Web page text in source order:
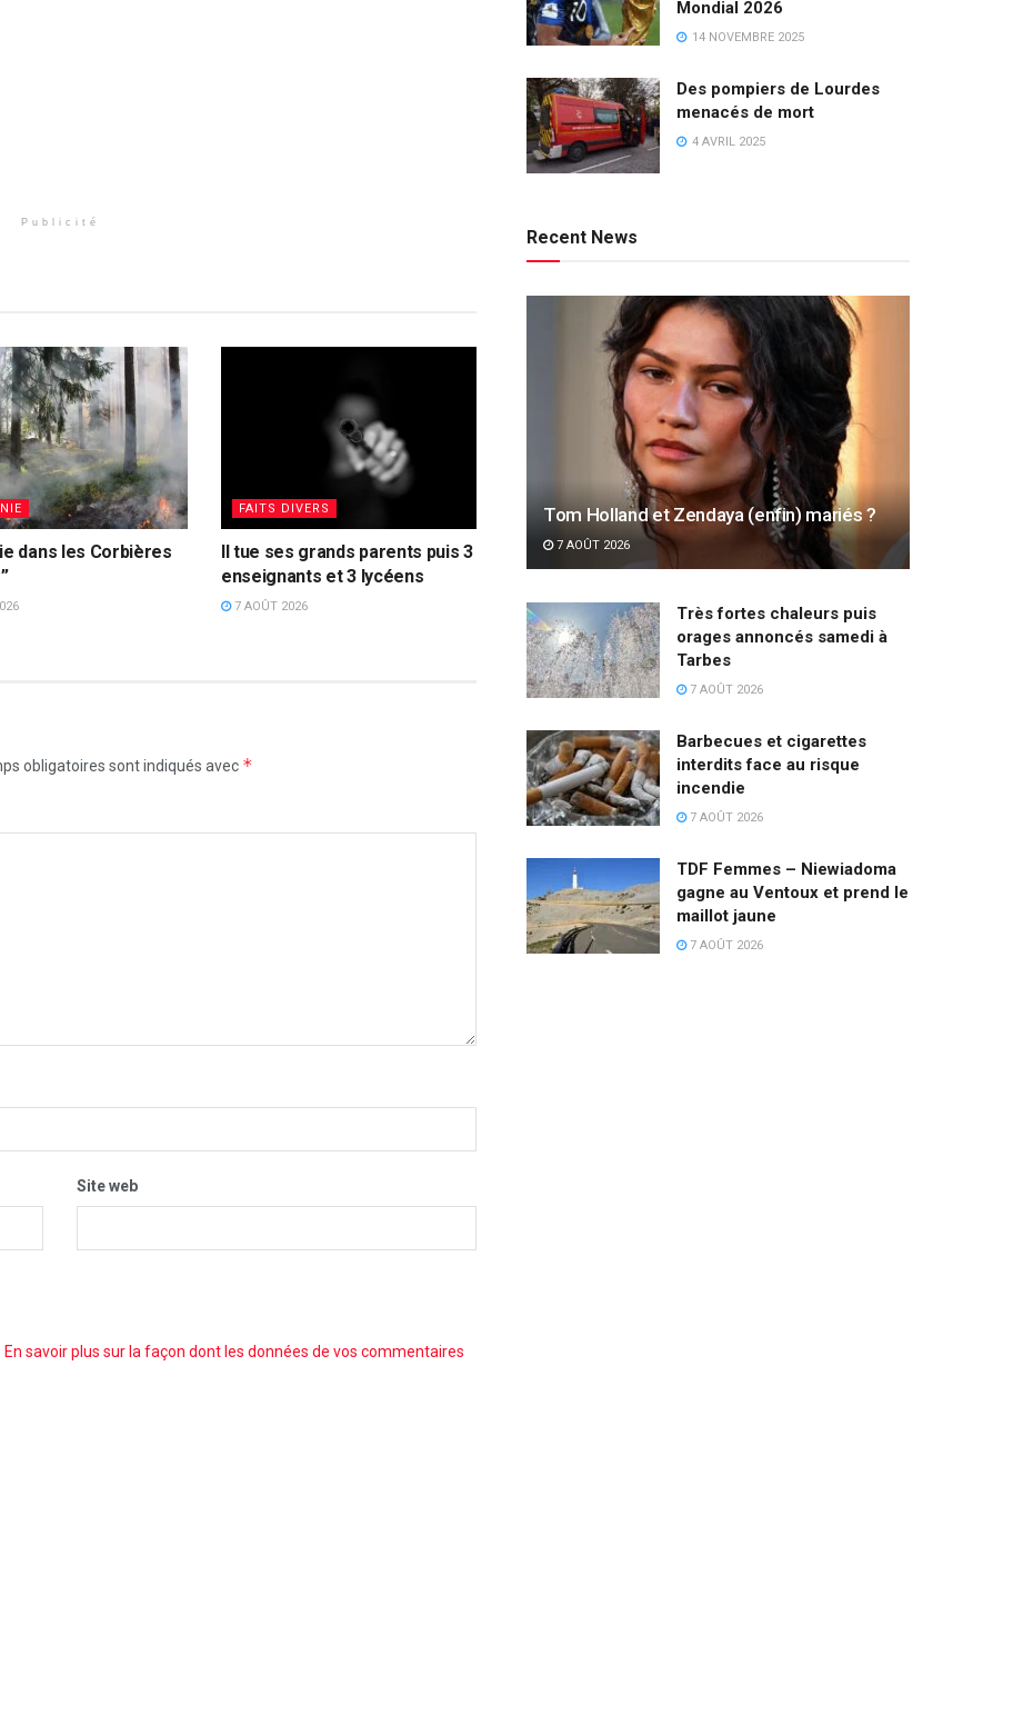
Publicité
dans les Corbières
FAITS DIVERS
Il tue ses grands parents puis 3
enseignants et 3 lycéens
7 AOÛT 2026
obligatoires sont indiqués avec *
Site web
En savoir plus sur la façon dont les données de vos commentaires
Mondial 2026
14 NOVEMBRE 2025
Des pompiers de Lourdes
menacés de mort
4 AVRIL 2025
Recent News
Tom Holland et Zendaya (enfin) mariés ?
7 AOÛT 2026
Très fortes chaleurs puis
orages annoncés samedi à
Tarbes
7 AOÛT 2026
Barbecues et cigarettes
interdits face au risque
incendie
7 AOÛT 2026
TDF Femmes – Niewiadoma
gagne au Ventoux et prend le
maillot jaune
7 AOÛT 2026